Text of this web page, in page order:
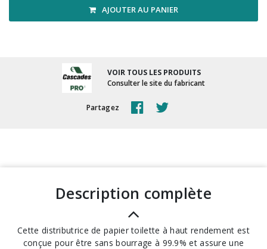
AJOUTER AU PANIER
VOIR TOUS LES PRODUITS
Consulter le site du fabricant
Partagez
description complète
Cette distributrice de papier toilette à haut rendement est
conçue pour être sans bourrage à 99.9% et assure une